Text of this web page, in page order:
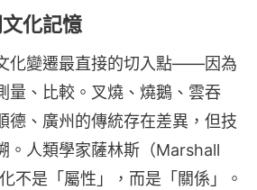
化記憶
化變遷最直接的切入點——因為
量、比較。叉燒、燒鵝、雲吞
德、廣州的傳統存在差異，但技
。人類學家薩林斯（Marshall
不是「屬性」，而是「關係」。